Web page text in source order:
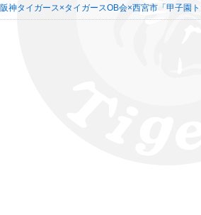
阪神タイガース×タイガースOB会×西宮市「甲子園